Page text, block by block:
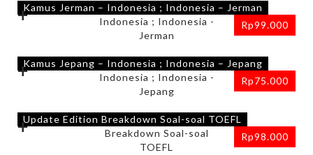
+Kamus Jerman – Indonesia ; Indonesia – Jerman
Rp99.000
+Kamus Jepang – Indonesia ; Indonesia – Jepang
Rp75.000
+Update Edition Breakdown Soal-soal TOEFL
Rp98.000
Math Hacks; 5 Detik Jawab Cepat Soal Matematika